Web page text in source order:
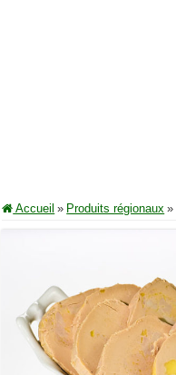
Accueil » Produits régionaux »